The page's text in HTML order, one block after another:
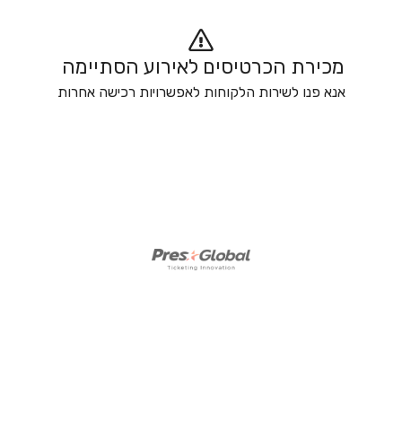
מכירת הכרטיסים לאירוע הסתיימה
אנא פנו לשירות הלקוחות לאפשרויות רכישה אחרות